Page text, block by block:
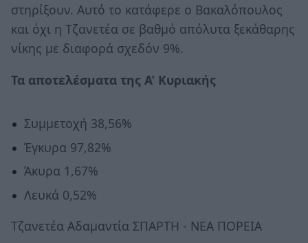
στηρίξουν. Αυτό το κατάφερε ο Βακαλόπουλος
και όχι η Τζανετέα σε βαθμό απόλυτα ξεκάθαρης
νίκης με διαφορά σχεδόν 9%.
Τα αποτελέσματα της Α’ Κυριακής
Συμμετοχή 38,56%
Έγκυρα 97,82%
Άκυρα 1,67%
Λευκά 0,52%
Τζανετέα Αδαμαντία ΣΠΑΡΤΗ - ΝΕΑ ΠΟΡΕΙΑ